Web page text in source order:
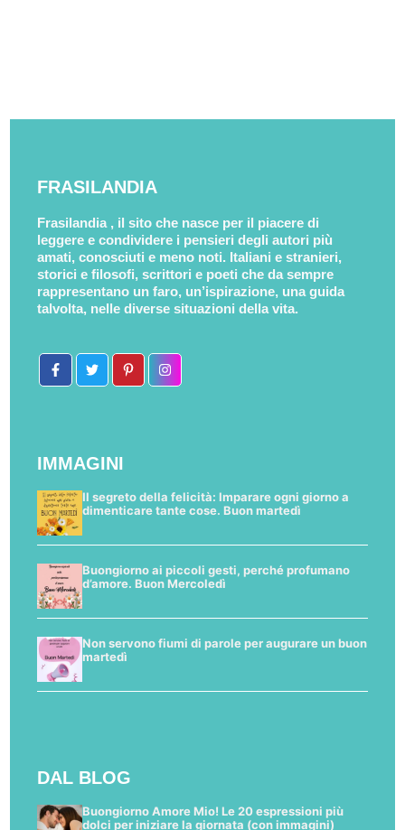
FRASILANDIA
Frasilandia , il sito che nasce per il piacere di
leggere e condividere i pensieri degli autori più
amati, conosciuti e meno noti. Italiani e stranieri,
storici e filosofi, scrittori e poeti che da sempre
rappresentano un faro, un’ispirazione, una guida
talvolta, nelle diverse situazioni della vita.
IMMAGINI
Il segreto della felicità: Imparare ogni giorno a
dimenticare tante cose. Buon martedì
Buongiorno ai piccoli gesti, perché profumano
d’amore. Buon Mercoledì
Non servono fiumi di parole per augurare un buon
martedì
DAL BLOG
Buongiorno Amore Mio! Le 20 espressioni più
dolci per iniziare la giornata (con immagini)